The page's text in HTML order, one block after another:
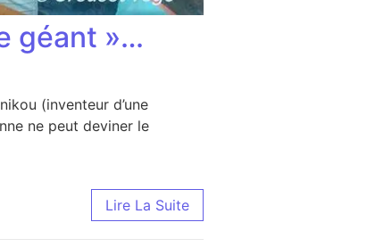
géant »…
(inventeur d’une
ne peut deviner le
Lire La Suite